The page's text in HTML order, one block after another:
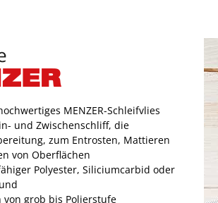
MENZER-Schleifvlies
und Zwischenschliff, die
zum Entrosten, Mattieren
von Oberflächen
Polyester, Siliciumcarbid oder
von grob bis Polierstufe